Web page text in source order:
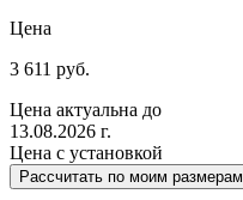
Цена
3 611 руб.
Цена актуальна до
13.08.2026 г.
Цена с установкой
Рассчитать по моим размерам